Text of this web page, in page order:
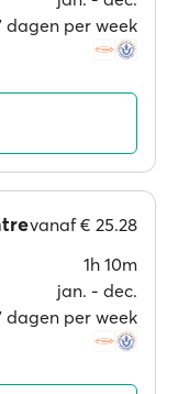
dagen per week
vanaf€ 25.28
1h 10m
jan. ‐ dec.
dagen per week